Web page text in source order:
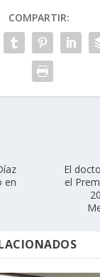
COMPARTIR:
en
El
el